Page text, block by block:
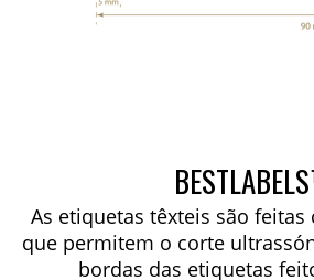
As etiquetas têxteis são
que permitem o corte
bordas das etiquetas